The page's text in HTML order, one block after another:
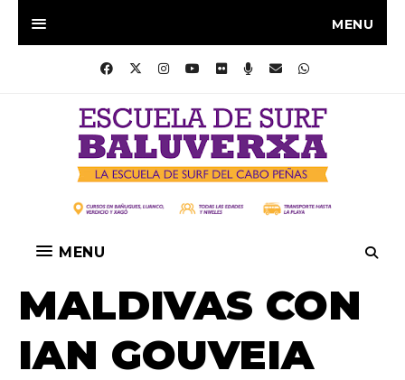
MENU
MENU
MALDIVAS CON
IAN GOUVEIA